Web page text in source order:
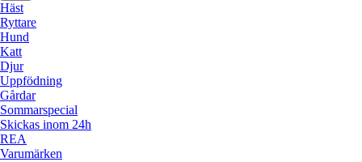
Häst
Ryttare
Hund
Katt
Djur
Uppfödning
Gårdar
Sommarspecial
Skickas inom 24h
REA
Varumärken